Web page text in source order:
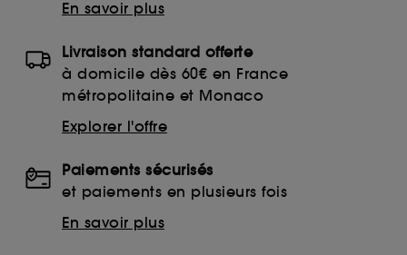
En savoir plus
Livraison standard offerte
à domicile dès 60€ en France
métropolitaine et Monaco
Explorer l'offre
Paiements sécurisés
et paiements en plusieurs fois
En savoir plus